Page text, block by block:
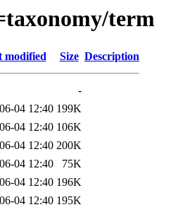
term
modified Size Description
-
04 12:40 199K
04 12:40 106K
04 12:40 200K
04 12:40
75K
04 12:40 196K
04 12:40 195K